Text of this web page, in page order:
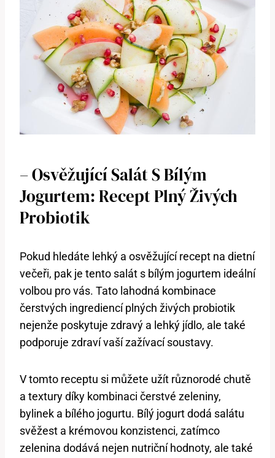
– Osvěžující Salát S Bílým
Jogurtem: Recept Plný Živých
Probiotik
Pokud hledáte lehký a osvěžující recept na dietní
večeři, pak je tento salát s bílým jogurtem ideální
volbou pro vás. Tato lahodná kombinace
čerstvých ingrediencí plných živých probiotik
nejenže poskytuje zdravý a lehký jídlo, ale také
podporuje zdraví vaší zažívací soustavy.
V tomto receptu si můžete užít různorodé chutě
a textury díky kombinaci čerstvé zeleniny,
bylinek a bílého jogurtu. Bílý jogurt dodá salátu
svěžest a krémovou konzistenci, zatímco
zelenina dodává nejen nutriční hodnoty, ale také